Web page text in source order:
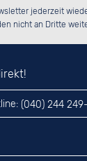
Bitte tragen
das
jederzeit
nicht an Dritte
(040) 244